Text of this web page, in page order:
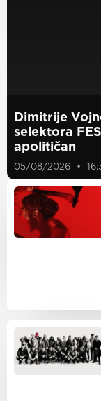
Dimitrije
selektora
apolitičan
05/08/2026